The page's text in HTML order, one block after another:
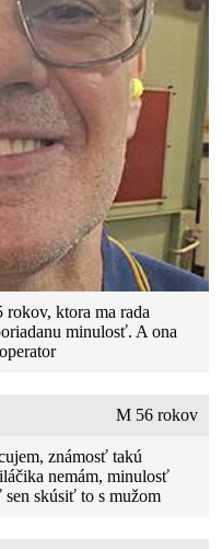
rokov, ktora ma rada
minulosť. A ona
M 56 rokov
známosť takú
nemám, minulosť
skúsiť to s mužom